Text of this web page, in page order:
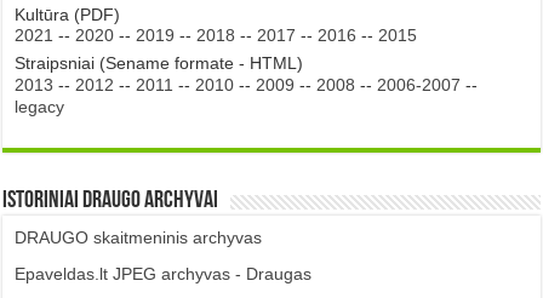
Kultūra (PDF)
2021 -- 2020 -- 2019 -- 2018 -- 2017 -- 2016 -- 2015
Straipsniai (Sename formate - HTML)
2013 -- 2012 -- 2011 -- 2010 -- 2009 -- 2008 -- 2006-2007 --
legacy
Istoriniai DRAUGO Archyvai
DRAUGO skaitmeninis archyvas
Epaveldas.lt JPEG archyvas - Draugas